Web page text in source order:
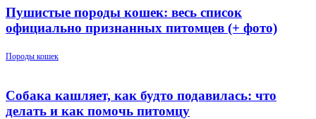
Пушистые породы кошек: весь список
официально признанных питомцев (+ фото)
Породы кошек
Собака кашляет, как будто подавилась: что
делать и как помочь питомцу